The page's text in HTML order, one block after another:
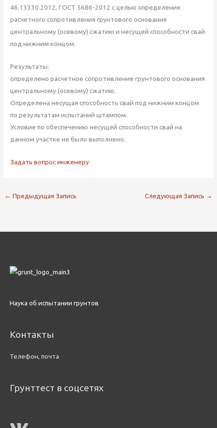
46.13330.2012, ГОСТ 5686-2012 с целью определения
расчетного сопротивления грунтового основания
центральному (осевому) сжатию и несущей способности свай
под нижним концом.
Результаты:
определено расчетное сопротивление грунтового основания
центральному (осевому) сжатию.
Определена несущая способность свай под нижним концом
по результатам испытаний штампом.
Условие по обеспечению несущей способности свай на
данном участке не было выполнено.
Задать вопрос инженеру
← Предыдущая Запись Следующая Запись →
Наука об испытании грунтов
Контакты
Телефон, почта
Грунттест в соцсетях